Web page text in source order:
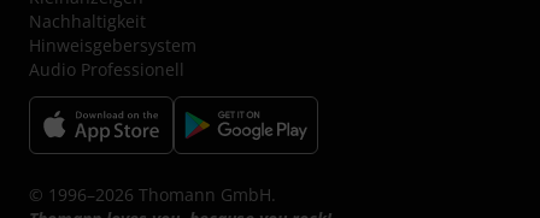
Nachhaltigkeit
Hinweisgebersystem
Audio Professionell
© 1996–2026 Thomann GmbH.